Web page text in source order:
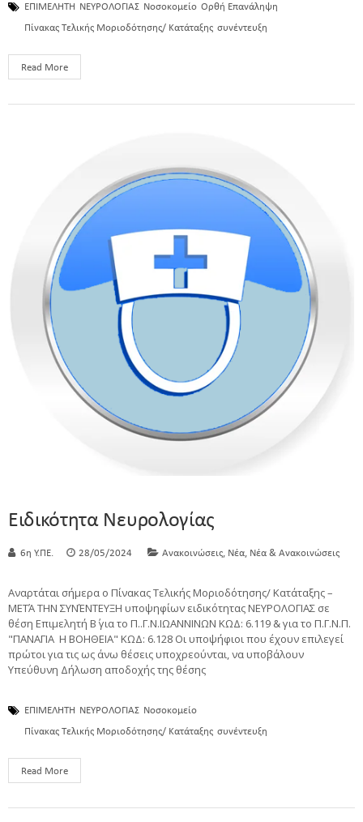
ΕΠΙΜΕΛΗΤΗ ΝΕΥΡΟΛΟΓΙΑΣ Νοσοκομείο Ορθή Επανάληψη
Πίνακας Τελικής Μοριοδότησης/ Κατάταξης συνέντευξη
Read More
Ειδικότητα Νευρολογίας
6η Υ.ΠΕ. 28/05/2024 Ανακοινώσεις, Νέα, Νέα & Ανακοινώσεις
Αναρτάται σήμερα ο Πίνακας Τελικής Μοριοδότησης/ Κατάταξης –
ΜΕΤΆ ΤΗΝ ΣΥΝΈΝΤΕΥΞΗ υποψηφίων ειδικότητας ΝΕΥΡΟΛΟΓΙΑΣ σε
θέση Επιμελητή Β΄ για το Π..Γ.Ν.ΙΩΑΝΝΙΝΩΝ ΚΩΔ: 6.119 & για το Π.Γ.Ν.Π.
"ΠΑΝΑΓΙΑ Η ΒΟΗΘΕΙΑ" ΚΩΔ: 6.128 Οι υποψήφιοι που έχουν επιλεγεί
πρώτοι για τις ως άνω θέσεις υποχρεούνται, να υποβάλουν
Υπεύθυνη Δήλωση αποδοχής της θέσης
ΕΠΙΜΕΛΗΤΗ ΝΕΥΡΟΛΟΓΙΑΣ Νοσοκομείο
Πίνακας Τελικής Μοριοδότησης/ Κατάταξης συνέντευξη
Read More